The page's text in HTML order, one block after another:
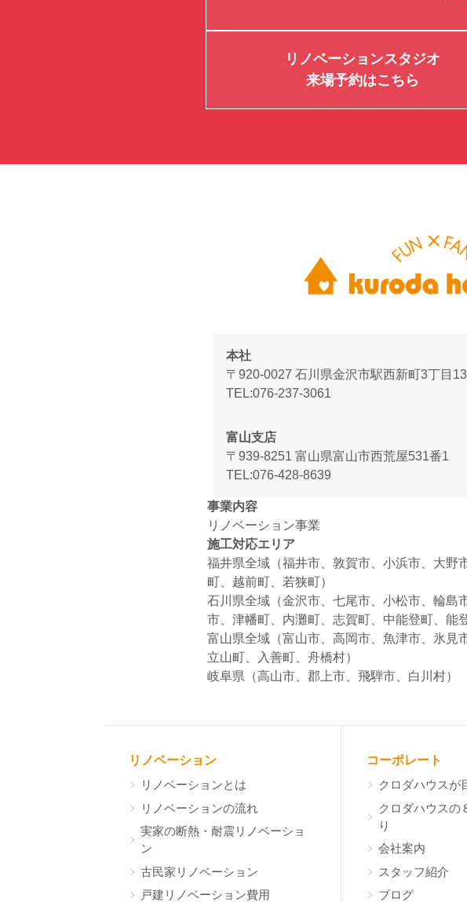
リノベーションスタジオ
来場予約はこちら
本社
〒920-0027 石川県金沢市駅西新町3丁目
TEL 076-237-3061
富山支店
〒939-8251 富山県富山市西荒屋531番1
TEL 076-428-8639
事業内容
リノベーション事業
施工対応エリア
福井県全域（福井市、敦賀市、小浜市、大野
町、越前町、若狭町）
石川県全域（金沢市、七尾市、小松市、輪島
市、津幡町、内灘町、志賀町、中能登町、能
富山県全域（富山市、高岡市、魚津市、氷見
立山町、入善町、舟橋村）
岐阜県（高山市、郡上市、飛騨市、白川村）
リノベーション
リノベーションとは
リノベーションの流れ
実家の断熱・耐震リノベーショ
ン
古民家リノベーション
戸建リノベーション費用
コーポレート
クロダハウスが
クロダハウスの
り
会社案内
スタッフ紹介
ブログ